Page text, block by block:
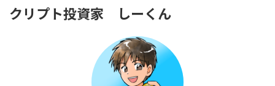
クリプト投資家 しーくん